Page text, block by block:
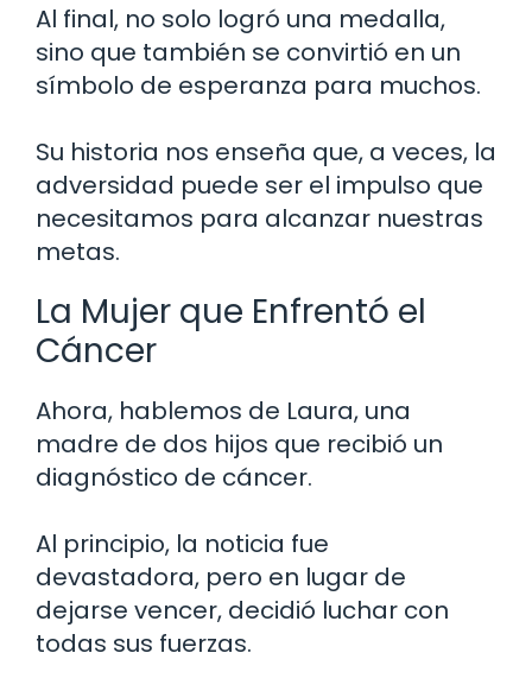
Al final, no solo logró una medalla,
sino que también se convirtió en un
símbolo de esperanza para muchos.
Su historia nos enseña que, a veces, la
adversidad puede ser el impulso que
necesitamos para alcanzar nuestras
metas.
La Mujer que Enfrentó el
Cáncer
Ahora, hablemos de Laura, una
madre de dos hijos que recibió un
diagnóstico de cáncer.
Al principio, la noticia fue
devastadora, pero en lugar de
dejarse vencer, decidió luchar con
todas sus fuerzas.